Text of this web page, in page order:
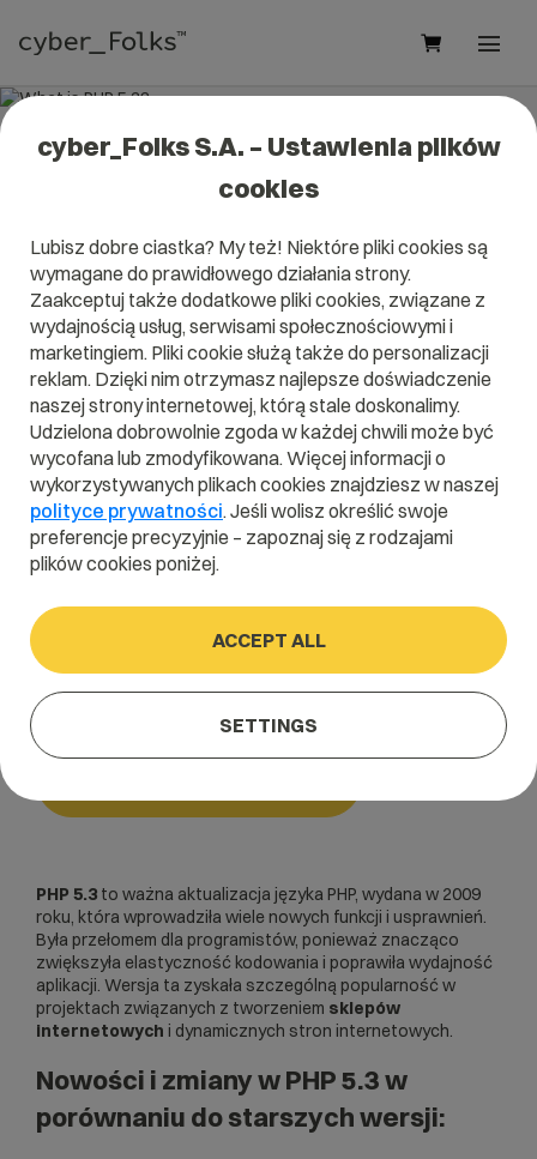
What is PHP 5.3?
It will help you better understand what exactly it isPHP 5.3
and what is the meaning to you in everyday use.
A B C D E F G H
I
J
K L M N O P Q
R
S
T U V W X Y Z
Home/Dictionary/Języki programowania/PHP 5.3
PHP 5.3
PHP 5.3 to ważna aktualizacja języka PHP, wydana w 2009
roku, która wprowadziła wiele nowych funkcji i usprawnień.
Była przełomem dla programistów, ponieważ znacząco
zwiększyła elastyczność kodowania i poprawiła wydajność
aplikacji. Wersja ta zyskała szczególną popularność w
projektach związanych z tworzeniem sklepów
internetowych i dynamicznych stron internetowych.
Nowości i zmiany w PHP 5.3 w
porównaniu do starszych wersji:
cyber_Folks S.A. – Ustawienia plików
cookies
Lubisz dobre ciastka? My też! Niektóre pliki cookies są
wymagane do prawidłowego działania strony.
Zaakceptuj także dodatkowe pliki cookies, związane z
wydajnością usług, serwisami społecznościowymi i
marketingiem. Pliki cookie służą także do personalizacji
reklam. Dzięki nim otrzymasz najlepsze doświadczenie
naszej strony internetowej, którą stale doskonalimy.
Udzielona dobrowolnie zgoda w każdej chwili może być
wycofana lub zmodyfikowana. Więcej informacji o
wykorzystywanych plikach cookies znajdziesz w naszej
polityce prywatności. Jeśli wolisz określić swoje
preferencje precyzyjnie – zapoznaj się z rodzajami
plików cookies poniżej.
ACCEPT ALL
SETTINGS